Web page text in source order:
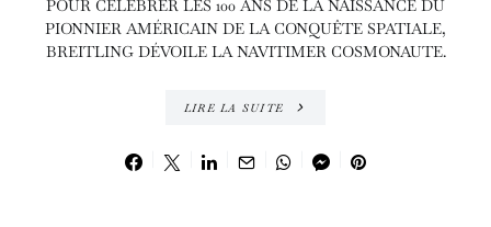
POUR CÉLÉBRER LES 100 ANS DE LA NAISSANCE DU
PIONNIER AMÉRICAIN DE LA CONQUÊTE SPATIALE,
BREITLING DÉVOILE LA NAVITIMER COSMONAUTE.
LIRE LA SUITE